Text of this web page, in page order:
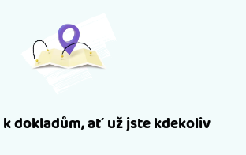
dokladům, ať už jste kdekoliv